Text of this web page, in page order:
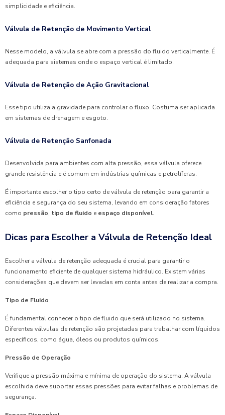
simplicidade e eficiência.
Válvula de Retenção de Movimento Vertical
Nesse modelo, a válvula se abre com a pressão do fluido verticalmente. É
adequada para sistemas onde o espaço vertical é limitado.
Válvula de Retenção de Ação Gravitacional
Esse tipo utiliza a gravidade para controlar o fluxo. Costuma ser aplicada
em sistemas de drenagem e esgoto.
Válvula de Retenção Sanfonada
Desenvolvida para ambientes com alta pressão, essa válvula oferece
grande resistência e é comum em indústrias químicas e petrolíferas.
É importante escolher o tipo certo de válvula de retenção para garantir a
eficiência e segurança do seu sistema, levando em consideração fatores
como pressão, tipo de fluido e espaço disponível.
Dicas para Escolher a Válvula de Retenção Ideal
Escolher a válvula de retenção adequada é crucial para garantir o
funcionamento eficiente de qualquer sistema hidráulico. Existem várias
considerações que devem ser levadas em conta antes de realizar a compra.
Tipo de Fluido
É fundamental conhecer o tipo de fluido que será utilizado no sistema.
Diferentes válvulas de retenção são projetadas para trabalhar com líquidos
específicos, como água, óleos ou produtos químicos.
Pressão de Operação
Verifique a pressão máxima e mínima de operação do sistema. A válvula
escolhida deve suportar essas pressões para evitar falhas e problemas de
segurança.